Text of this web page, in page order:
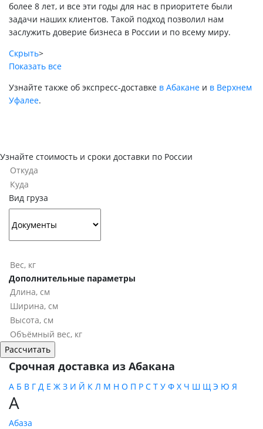
более 8 лет, и все эти годы для нас в приоритете были
задачи наших клиентов. Такой подход позволил нам
заслужить доверие бизнеса в России и по всему миру.
Скрыть>
Показать все
Узнайте также об экспресс-доставке в Абакане и в Верхнем
Уфалее.
Узнайте стоимость и сроки доставки по России
Вид груза
Дополнительные параметры
Срочная доставка из Абакана
А Б В Г Д Е Ж З И Й К Л М Н О П Р С Т У Ф Х Ч Ш Щ Э Ю Я
А
Абаза